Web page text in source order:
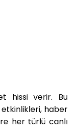
hissi verir. Bu
haber
her türlü canlı